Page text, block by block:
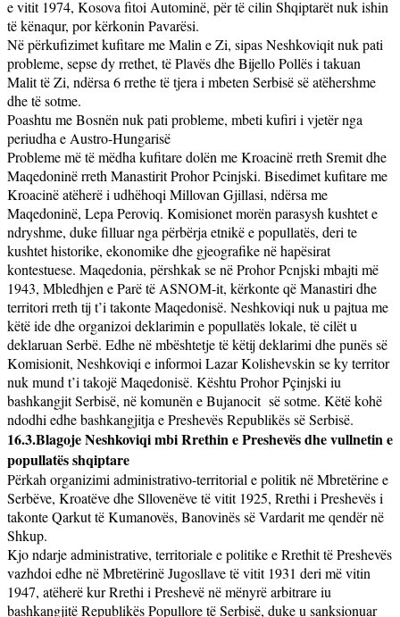
e vitit 1974, Kosova fitoi Autominë, për të cilin Shqiptarët nuk ishin
të kënaqur, por kërkonin Pavarësi.
Në përkufizimet kufitare me Malin e Zi, sipas Neshkoviqit nuk pati
probleme, sepse dy rrethet, të Plavës dhe Bijello Pollës i takuan
Malit të Zi, ndërsa 6 rrethe të tjera i mbeten Serbisë së atëhershme
dhe të sotme.
Poashtu me Bosnën nuk pati probleme, mbeti kufiri i vjetër nga
periudha e Austro-Hungarisë
Probleme më të mëdha kufitare dolën me Kroacinë rreth Sremit dhe
Maqedoninë rreth Manastirit Prohor Pcinjski. Bisedimet kufitare me
Kroacinë atëherë i udhëhoqi Millovan Gjillasi, ndërsa me
Maqedoninë, Lepa Peroviq. Komisionet morën parasysh kushtet e
ndryshme, duke filluar nga përbërja etnikë e popullatës, deri te
kushtet historike, ekonomike dhe gjeografike në hapësirat
kontestuese. Maqedonia, përshkak se në Prohor Pcnjski mbajti më
1943, Mbledhjen e Parë të ASNOM-it, kërkonte që Manastiri dhe
territori rreth tij t’i takonte Maqedonisë. Neshkoviqi nuk u pajtua me
këtë ide dhe organizoi deklarimin e popullatës lokale, të cilët u
deklaruan Serbë. Edhe në mbështetje të këtij deklarimi dhe punës së
Komisionit, Neshkoviqi e informoi Lazar Kolishevskin se ky territor
nuk mund t’i takojë Maqedonisë. Kështu Prohor Pçinjski iu
bashkangjit Serbisë, në komunën e Bujanocit së sotme. Këtë kohë
ndodhi edhe bashkangjitja e Preshevës Republikës së Serbisë.
16.3.Blagoje Neshkoviqi mbi Rrethin e Preshevës dhe vullnetin e
popullatës shqiptare
Përkah organizimi administrativo-territorial e politik në Mbretërine e
Serbëve, Kroatëve dhe Sllovenëve të vitit 1925, Rrethi i Preshevës i
takonte Qarkut të Kumanovës, Banovinës së Vardarit me qendër në
Shkup.
Kjo ndarje administrative, territoriale e politike e Rrethit të Preshevës
vazhdoi edhe në Mbretërinë Jugosllave të vitit 1931 deri më vitin
1947, atëherë kur Rrethi i Preshevë në mënyrë arbitrare iu
bashkangjitë Republikës Popullore të Serbisë, duke u sanksionuar